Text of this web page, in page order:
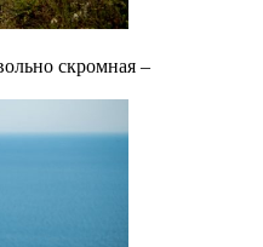
скромная –